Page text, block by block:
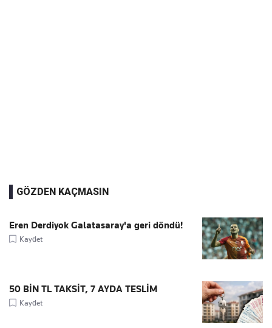
GÖZDEN KAÇMASIN
Eren Derdiyok Galatasaray'a geri döndü!
Kaydet
50 BİN TL TAKSİT, 7 AYDA TESLİM
Kaydet